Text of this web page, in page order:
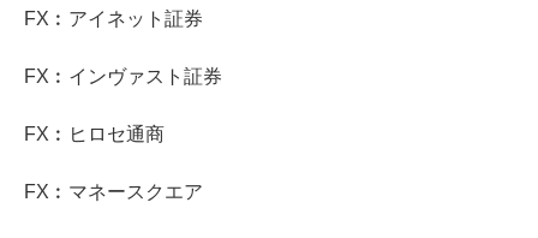
FX︰アイネット証券
FX︰インヴァスト証券
FX︰ヒロセ通商
FX︰マネースクエア